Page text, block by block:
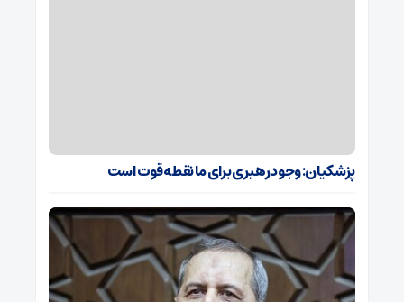
پزشکیان: وجود رهبری برای ما نقطه قوت است